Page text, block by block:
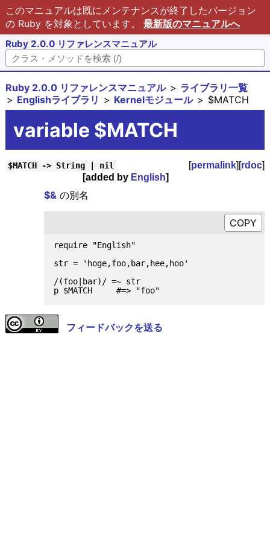
このマニュアルは既にメンテナンスが終了したバージョン
の Ruby を対象としています。 最新版のマニュアルへ
Ruby 2.0.0 リファレンスマニュアル
Ruby 2.0.0 リファレンスマニュアル
ライブラリ一覧
Englishライブラリ
Kernelモジュール $MATCH
variable $MATCH
$MATCH -> String | nil [permalink][rdoc]
[added by English]
$&の別名
require "English"
str = 'hoge,foo,bar,hee,hoo'
/(foo|bar)/ =~ str
フィードバックを送る